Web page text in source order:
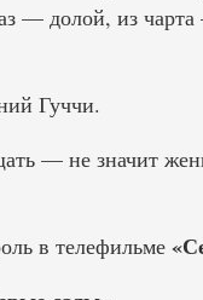
— долой, из
Гуччи.
— не значит
в телефильме